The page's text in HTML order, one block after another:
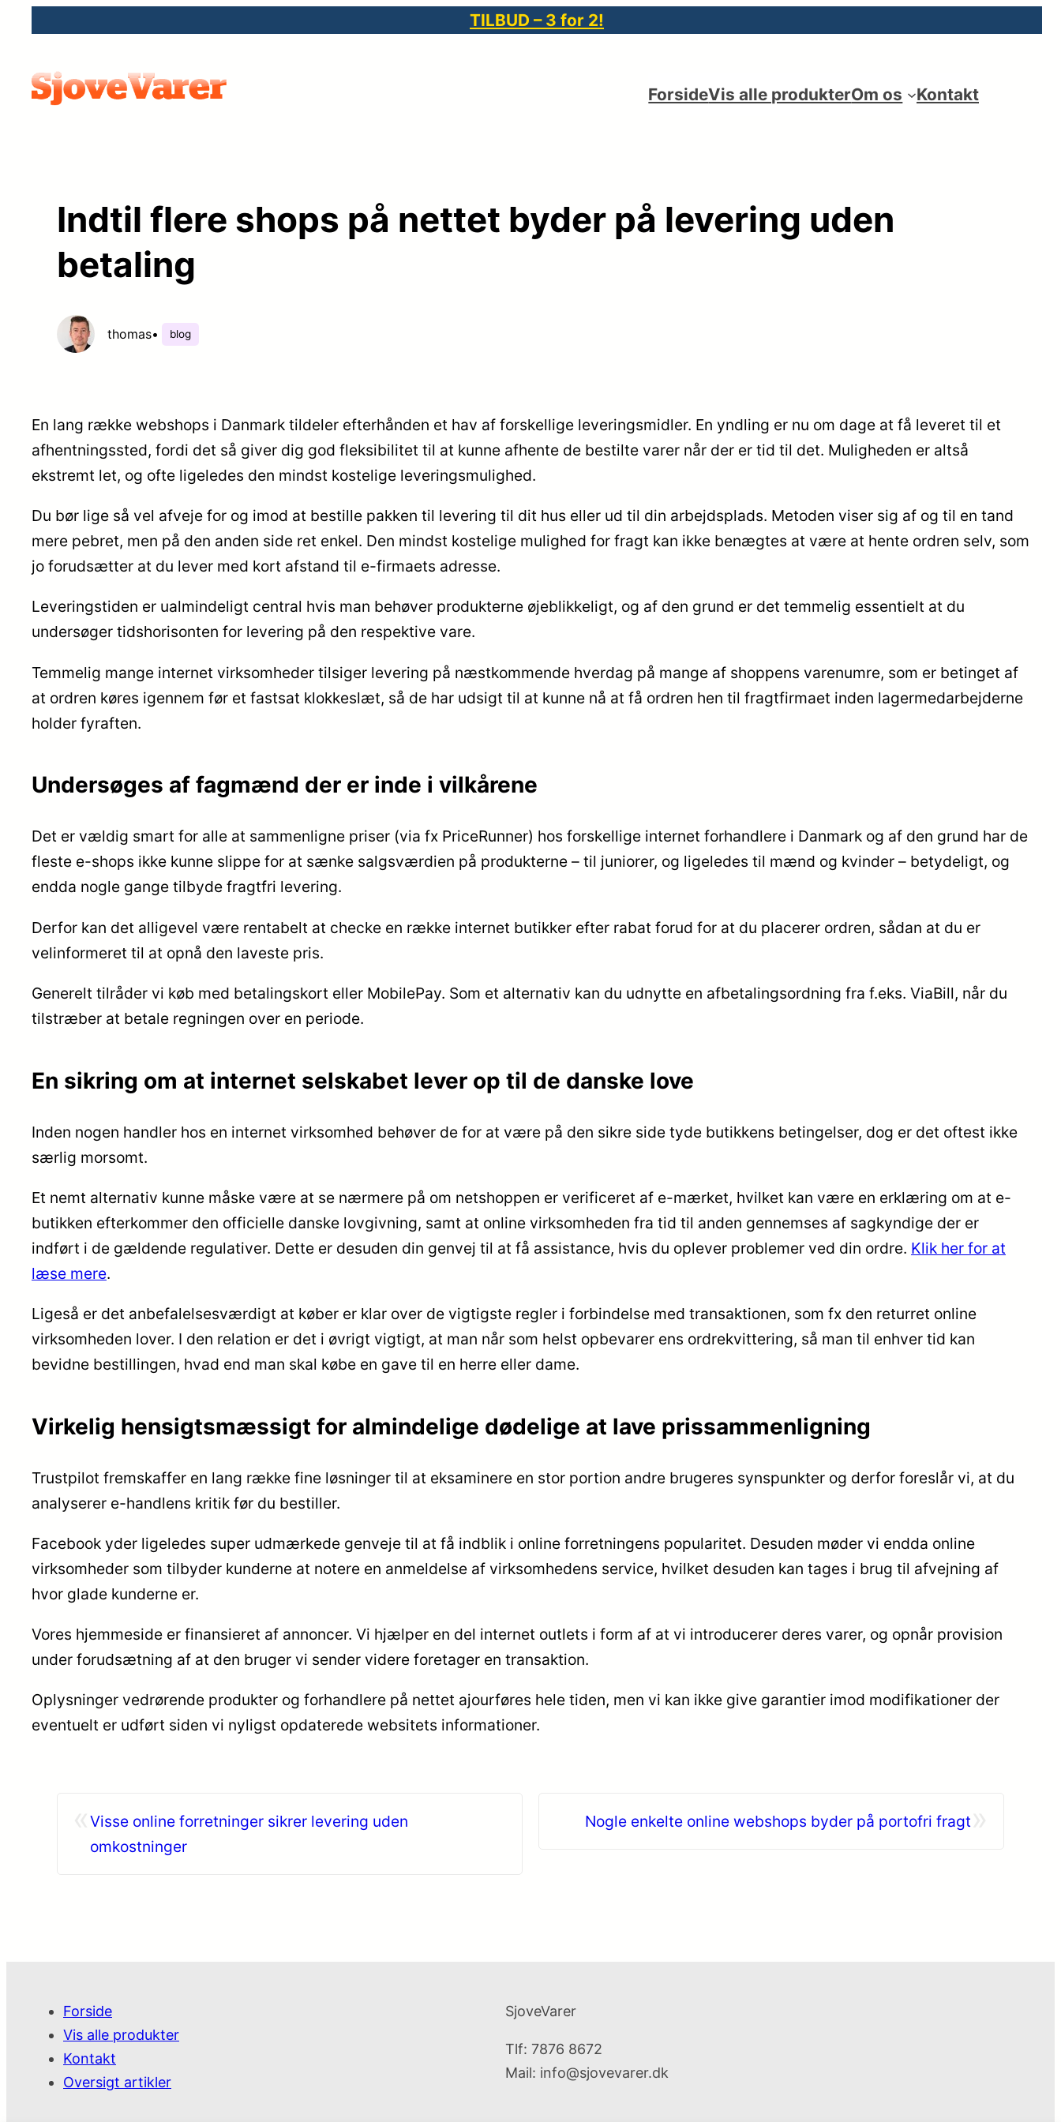
indhold
TILBUD – 3 for 2!
ForsideVis alle produkterOm os Kontakt
Indtil flere shops på nettet byder på levering uden
betaling
thomas• blog
En lang række webshops i Danmark tildeler efterhånden et hav af forskellige leveringsmidler. En yndling er nu om dage at få leveret til et
afhentningssted, fordi det så giver dig god fleksibilitet til at kunne afhente de bestilte varer når der er tid til det. Muligheden er altså
ekstremt let, og ofte ligeledes den mindst kostelige leveringsmulighed.
Du bør lige så vel afveje for og imod at bestille pakken til levering til dit hus eller ud til din arbejdsplads. Metoden viser sig af og til en tand
mere pebret, men på den anden side ret enkel. Den mindst kostelige mulighed for fragt kan ikke benægtes at være at hente ordren selv, som
jo forudsætter at du lever med kort afstand til e-firmaets adresse.
Leveringstiden er ualmindeligt central hvis man behøver produkterne øjeblikkeligt, og af den grund er det temmelig essentielt at du
undersøger tidshorisonten for levering på den respektive vare.
Temmelig mange internet virksomheder tilsiger levering på næstkommende hverdag på mange af shoppens varenumre, som er betinget af
at ordren køres igennem før et fastsat klokkeslæt, så de har udsigt til at kunne nå at få ordren hen til fragtfirmaet inden lagermedarbejderne
holder fyraften.
Undersøges af fagmænd der er inde i vilkårene
Det er vældig smart for alle at sammenligne priser (via fx PriceRunner) hos forskellige internet forhandlere i Danmark og af den grund har de
fleste e-shops ikke kunne slippe for at sænke salgsværdien på produkterne – til juniorer, og ligeledes til mænd og kvinder – betydeligt, og
endda nogle gange tilbyde fragtfri levering.
Derfor kan det alligevel være rentabelt at checke en række internet butikker efter rabat forud for at du placerer ordren, sådan at du er
velinformeret til at opnå den laveste pris.
Generelt tilråder vi køb med betalingskort eller MobilePay. Som et alternativ kan du udnytte en afbetalingsordning fra f.eks. ViaBill, når du
tilstræber at betale regningen over en periode.
En sikring om at internet selskabet lever op til de danske love
Inden nogen handler hos en internet virksomhed behøver de for at være på den sikre side tyde butikkens betingelser, dog er det oftest ikke
særlig morsomt.
Et nemt alternativ kunne måske være at se nærmere på om netshoppen er verificeret af e-mærket, hvilket kan være en erklæring om at e-
butikken efterkommer den officielle danske lovgivning, samt at online virksomheden fra tid til anden gennemses af sagkyndige der er
indført i de gældende regulativer. Dette er desuden din genvej til at få assistance, hvis du oplever problemer ved din ordre. Klik her for at
læse mere.
Ligeså er det anbefalelsesværdigt at køber er klar over de vigtigste regler i forbindelse med transaktionen, som fx den returret online
virksomheden lover. I den relation er det i øvrigt vigtigt, at man når som helst opbevarer ens ordrekvittering, så man til enhver tid kan
bevidne bestillingen, hvad end man skal købe en gave til en herre eller dame.
Virkelig hensigtsmæssigt for almindelige dødelige at lave prissammenligning
Trustpilot fremskaffer en lang række fine løsninger til at eksaminere en stor portion andre brugeres synspunkter og derfor foreslår vi, at du
analyserer e-handlens kritik før du bestiller.
Facebook yder ligeledes super udmærkede genveje til at få indblik i online forretningens popularitet. Desuden møder vi endda online
virksomheder som tilbyder kunderne at notere en anmeldelse af virksomhedens service, hvilket desuden kan tages i brug til afvejning af
hvor glade kunderne er.
Vores hjemmeside er finansieret af annoncer. Vi hjælper en del internet outlets i form af at vi introducerer deres varer, og opnår provision
under forudsætning af at den bruger vi sender videre foretager en transaktion.
Oplysninger vedrørende produkter og forhandlere på nettet ajourføres hele tiden, men vi kan ikke give garantier imod modifikationer der
eventuelt er udført siden vi nyligst opdaterede websitets informationer.
Visse online forretninger sikrer levering uden
omkostninger
Nogle enkelte online webshops byder på portofri fragt
Forside
Vis alle produkter
Kontakt
Oversigt artikler
SjoveVarer
Tlf: 7876 8672
Mail: info@sjovevarer.dk